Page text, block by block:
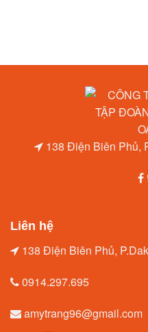
138 Điện Biên Phủ,
Liên hệ
138 Điện Biên Phủ,
0914.297.695
amytrang96@gmail.com